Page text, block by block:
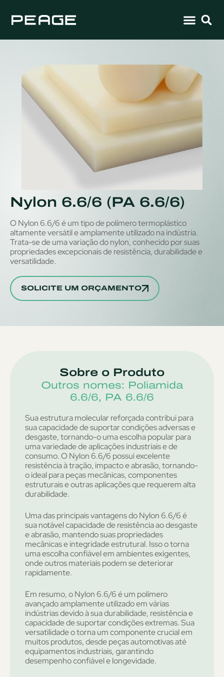
Nylon 6.6/6 (PA 6.6/6)
O Nylon 6.6/6 é um tipo de polímero termoplástico
altamente versátil e amplamente utilizado na indústria.
Trata-se de uma variação do nylon, conhecido por suas
propriedades excepcionais de resistência, durabilidade e
versatilidade.
SOLICITE UM ORÇAMENTO
Sobre o Produto
Outros nomes: Poliamida
6.6/6, PA 6.6/6
Sua estrutura molecular reforçada contribui para
sua capacidade de suportar condições adversas e
desgaste, tornando-o uma escolha popular para
uma variedade de aplicações industriais e de
consumo. O Nylon 6.6/6 possui excelente
resistência à tração, impacto e abrasão, tornando-
o ideal para peças mecânicas, componentes
estruturais e outras aplicações que requerem alta
durabilidade.
Uma das principais vantagens do Nylon 6.6/6 é
sua notável capacidade de resistência ao desgaste
e abrasão, mantendo suas propriedades
mecânicas e integridade estrutural. Isso o torna
uma escolha confiável em ambientes exigentes,
onde outros materiais podem se deteriorar
rapidamente.
Em resumo, o Nylon 6.6/6 é um polímero
avançado amplamente utilizado em várias
indústrias devido à sua durabilidade, resistência e
capacidade de suportar condições extremas. Sua
versatilidade o torna um componente crucial em
muitos produtos, desde peças automotivas até
equipamentos industriais, garantindo
desempenho confiável e longevidade.